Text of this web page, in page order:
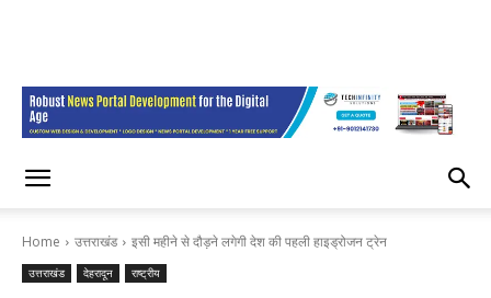
Home उत्तराखंड इसी महीने से दौड़ने लगेगी देश की पहली हाइड्रोजन ट्रेन
उत्तराखंड देहरादून राष्ट्रीय